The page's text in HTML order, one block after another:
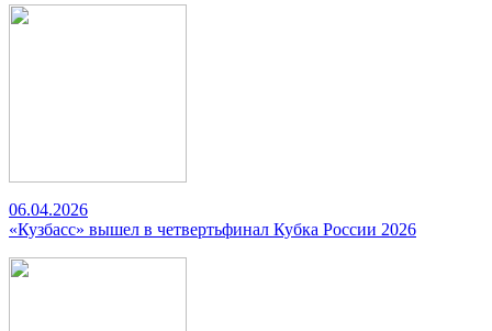
06.04.2026
«Кузбасс» вышел в четвертьфинал Кубка России 2026